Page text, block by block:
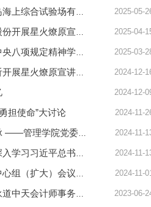
2025-05-
2025-04-
2025-03-
2024-12-
2024-12-
担使命”大讨论 2024-11-
2024-11-
2024-11-
2024-11-
2023-06-